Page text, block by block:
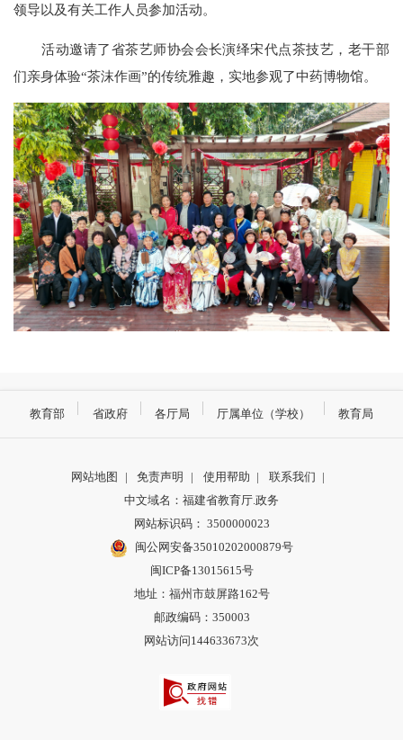
领导以及有关工作人员参加活动。
活动邀请了省茶艺师协会会长演绎宋代点茶技艺，老干部
们亲身体验“茶沫作画”的传统雅趣，实地参观了中药博物馆。
教育部 省政府 各厅局 厅属单位（学校） 教育局
网站地图 | 免责声明 | 使用帮助 | 联系我们 |
中文域名：福建省教育厅.政务
网站标识码： 3500000023
闽公网安备35010202000879号
闽ICP备13015615号
地址：福州市鼓屏路162号
邮政编码：350003
网站访问144633673次